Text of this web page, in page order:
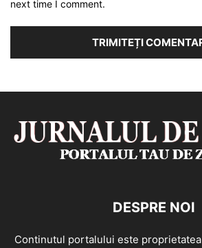
next time I comment.
DESPRE NOI
Continutul portalului este proprietatea